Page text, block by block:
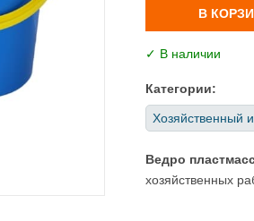
В
✓ В наличии
Категории:
Хозяйственный
Ведро
хозяйственных